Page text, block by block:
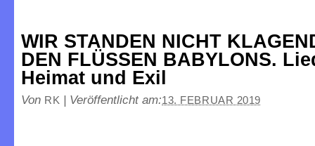
WIR STANDEN NICHT
DEN FLÜSSEN BABYLONS.
Heimat und Exil
Von RK | Veröffentlicht am:13. FEBRUAR 2019